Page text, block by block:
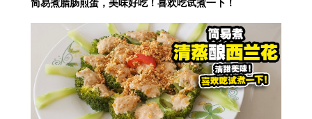
简易煮腊肠煎蛋，美味好吃！喜欢吃试煮一下！